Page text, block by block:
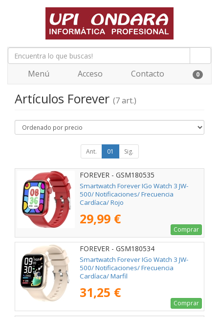
Menú Acceso Contacto 0
Artículos Forever (7 art.)
Ant. 01 Sig.
FOREVER - GSM180535
Smartwatch Forever IGo Watch 3 JW-
500/ Notificaciones/ Frecuencia
Cardíaca/ Rojo
29,99 €
Comprar
FOREVER - GSM180534
Smartwatch Forever IGo Watch 3 JW-
500/ Notificaciones/ Frecuencia
Cardíaca/ Marfil
31,25 €
Comprar